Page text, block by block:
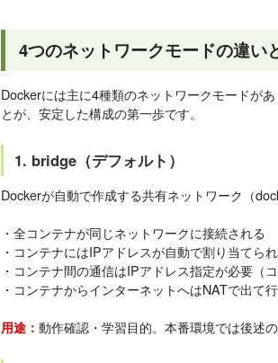
4つのネットワークモードの違い
Dockerには主に4種類のネットワークモードが
とが、安定した構成の第一歩です。
1. bridge（デフォルト）
Dockerが自動で作成する共有ネットワーク（
・全コンテナが同じネットワークに接続される
・コンテナにはIPアドレスが自動で割り当てら
・コンテナ間の通信はIPアドレス指定が必要（
・コンテナからインターネットへはNATで出て
用途： 動作確認・学習目的。本番環境では後述